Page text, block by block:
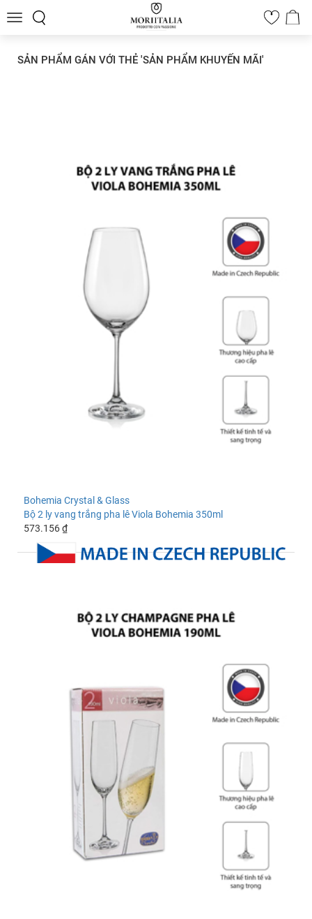
Toggle
0
SẢN PHẨM GÁN VỚI THẺ 'SẢN PHẨM KHUYẾN MÃI'
Bohemia Crystal & Glass
Bộ 2 ly vang trắng pha lê Viola Bohemia 350ml
573.156 ₫